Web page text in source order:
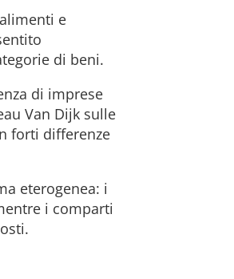
e
di beni.
di imprese
Van Dijk sulle
forti differenze
eterogenea: i
i comparti